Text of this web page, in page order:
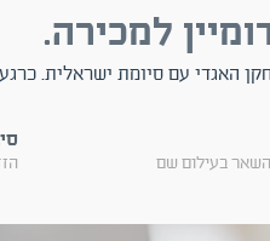
האגדי עם סיומת ישראלית.
בעילום שם